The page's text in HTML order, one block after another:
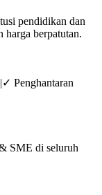
pendidikan dan
berpatutan.
|✓ Penghantaran
SME di seluruh